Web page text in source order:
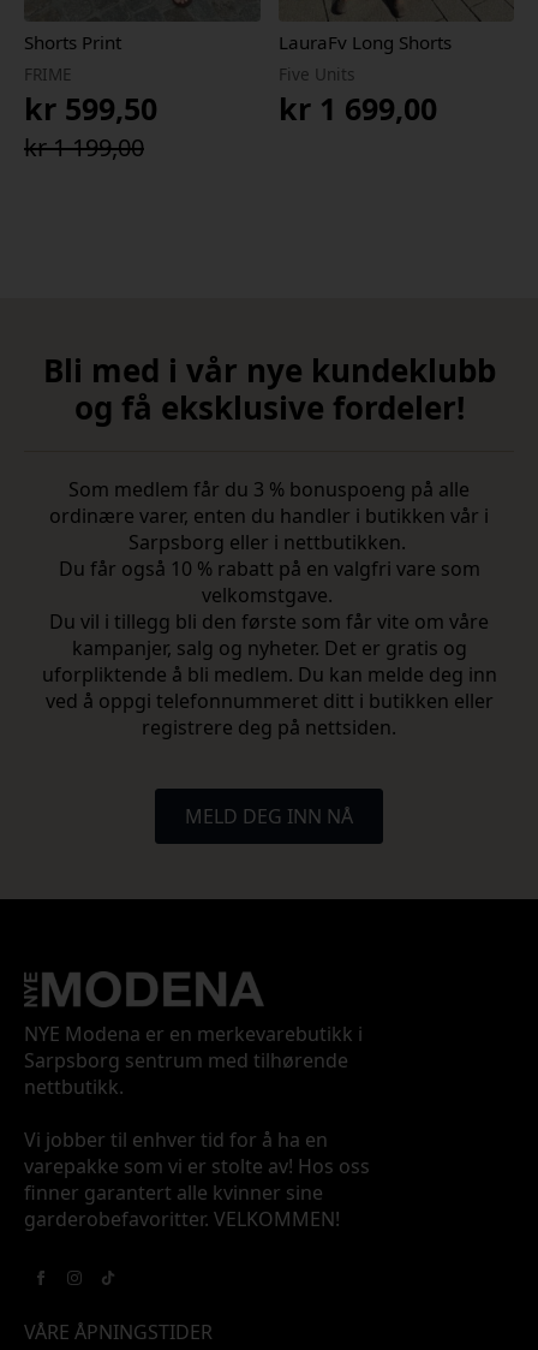
Shorts Print
FRIME
kr1 199,00
Opprinnelig
kr 599,50
Nåværende
LauraFv Long Shorts
Five Units
kr1 699,00
Bli med i vår nye kundeklubb
og få eksklusive fordeler!
Som medlem får du 3 % bonuspoeng på alle
ordinære varer, enten du handler i butikken vår i
Sarpsborg eller i nettbutikken.
Du får også 10 % rabatt på en valgfri vare som
velkomstgave.
Du vil i tillegg bli den første som får vite om våre
kampanjer, salg og nyheter. Det er gratis og
uforpliktende å bli medlem. Du kan melde deg inn
ved å oppgi telefonnummeret ditt i butikken eller
registrere deg på nettsiden.
MELD DEG INN NÅ
NYE Modena er en merkevarebutikk i
Sarpsborg sentrum med tilhørende
nettbutikk.
Vi jobber til enhver tid for å ha en
varepakke som vi er stolte av! Hos oss
finner garantert alle kvinner sine
garderobefavoritter. VELKOMMEN!
VÅRE ÅPNINGSTIDER